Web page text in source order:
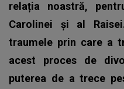
relația noastră,
Carolinei și al
traumele prin care a
acest proces de
puterea de a trece